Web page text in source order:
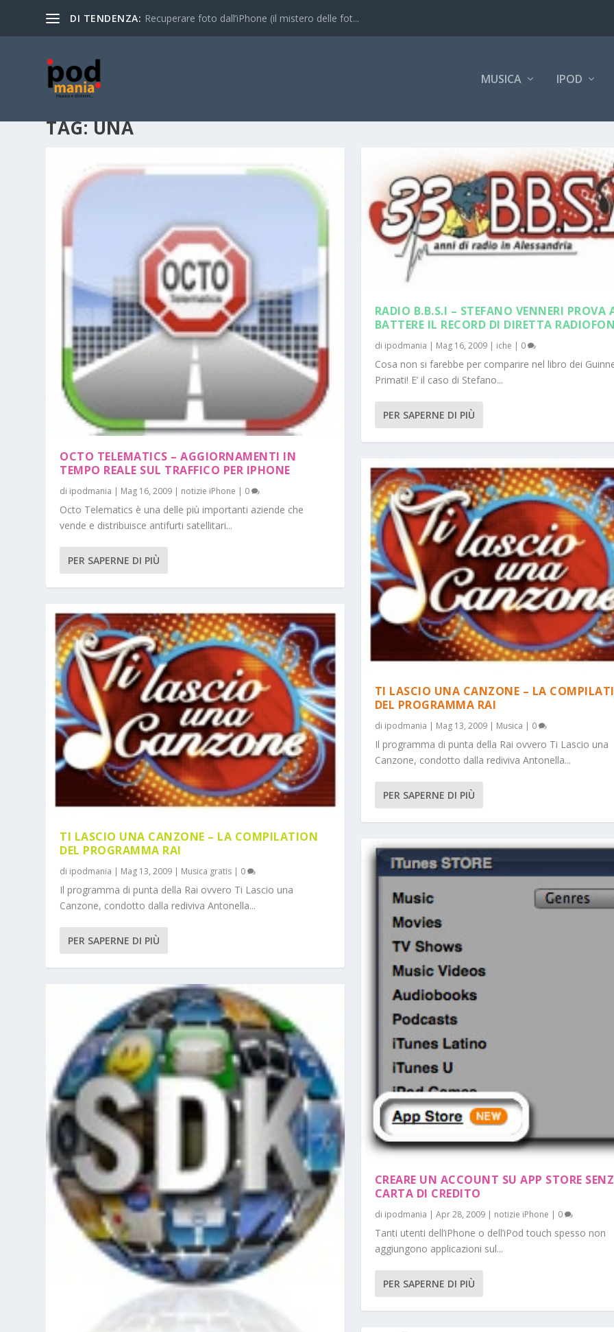
DI TENDENZA: Recuperare foto dall’iPhone (il mistero delle fot...
MUSICA IPOD
TAG:UNA
OCTO TELEMATICS – AGGIORNAMENTI IN
TEMPO REALE SUL TRAFFICO PER IPHONE
di ipodmania | Mag 16, 2009 | notizie iPhone | 0
Octo Telematics è una delle più importanti aziende che
vende e distribuisce antifurti satellitari...
PER SAPERNE DI PIÙ
TI LASCIO UNA CANZONE – LA COMPILATION
DEL PROGRAMMA RAI
di ipodmania | Mag 13, 2009 | Musica gratis | 0
Il programma di punta della Rai ovvero Ti Lascio una
Canzone, condotto dalla rediviva Antonella...
PER SAPERNE DI PIÙ
RADIO B.B.S.I – STEFANO VENNERI PROVA
BATTERE IL RECORD DI DIRETTA
di ipodmania | Mag 16, 2009| iche | 0
Cosa non si farebbe per comparire nel libro dei
Primati! E’ il caso di Stefano...
PER SAPERNE DI PIÙ
TI LASCIO UNA CANZONE – LA
DEL PROGRAMMA RAI
di ipodmania | Mag 13, 2009| Musica | 0
Il programma di punta della Rai ovvero Ti Lascio una
Canzone, condotto dalla rediviva Antonella...
PER SAPERNE DI PIÙ
CREARE UN ACCOUNT SU APP STORE
CARTA DI CREDITO
di ipodmania | Apr 28, 2009| notizie iPhone | 0
Tanti utenti dell’iPhone o dell’iPod touch spesso non
aggiungono applicazioni sul...
PER SAPERNE DI PIÙ